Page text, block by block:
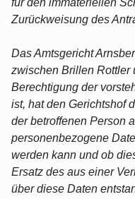
für den immateriellen
Zurückweisung des
Das Amtsgericht
zwischen Brillen Rottler
Berechtigung der
ist, hat den Gerichtshof
der betroffenen Person
personenbezogene
werden kann und ob
Ersatz des aus einer
über diese Daten